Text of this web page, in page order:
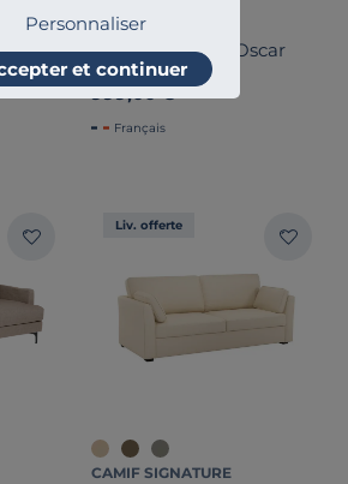
Personnaliser
et continuer
Canapé velours Oscar
999,00 €
Français
Liv. offerte
CAMIF SIGNATURE